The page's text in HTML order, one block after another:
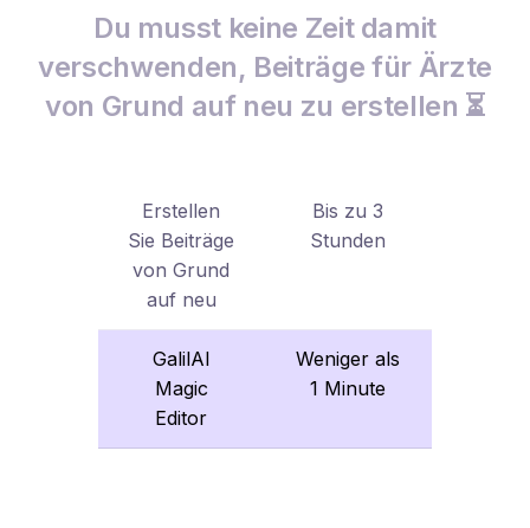
Du musst keine Zeit damit
verschwenden, Beiträge für Ärzte
von Grund auf neu zu erstellen ⏳
Erstellen
Sie Beiträge
von Grund
auf neu
Bis zu 3
Stunden
GalilAI
Magic
Editor
Weniger als
1 Minute